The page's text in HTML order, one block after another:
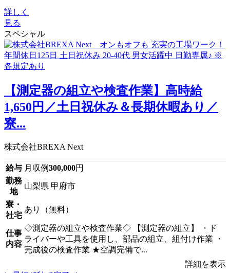
詳しく
見る
スペシャル
【測定器の組立や検査作業】高時給
1,650円／土日祝休み＆長期休暇あり／
寮...
株式会社BREXA Next
給与 月収例300,000円
勤務
地
山梨県 甲府市
寮・
社宅
あり（無料）
仕事
内容
◇測定器の組立や検査作業◇ 【測定器の組立】 ・ド
ライバーや工具を使用し、部品の組立、組付け作業 ・
完成後の検査作業 ★空調完備で...
詳細を表示